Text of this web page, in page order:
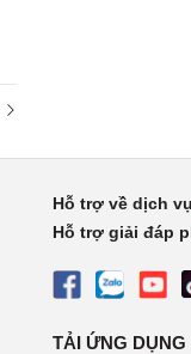
Hỗ trợ về dịch
Hỗ trợ giải đáp
TẢI ỨNG